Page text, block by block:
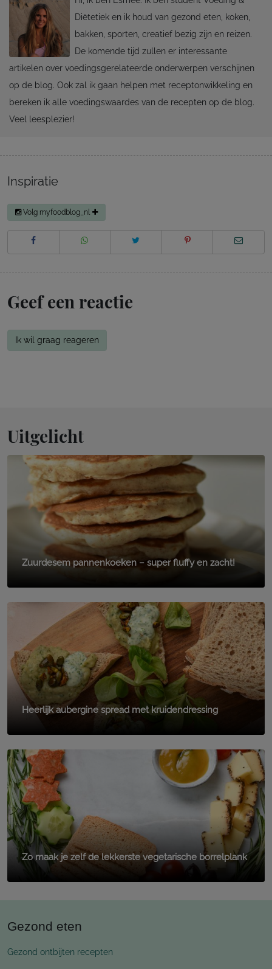
Diëtetiek en ik houd van gezond eten, koken,
bakken, sporten, creatief bezig zijn en reizen.
De komende tijd zullen er interessante
artikelen over voedingsgerelateerde onderwerpen verschijnen
op de blog. Ook zal ik gaan helpen met receptonwikkeling en
bereken ik alle voedingswaardes van de recepten op de blog.
Veel leesplezier!
Inspiratie
Volg myfoodblog_nl
Geef een reactie
Ik wil graag reageren
Uitgelicht
Zuurdesem pannenkoeken – super fluffy en zacht!
Heerlijk aubergine spread met kruidendressing
Zo maak je zelf de lekkerste vegetarische borrelplank
Gezond eten
Gezond ontbijten recepten